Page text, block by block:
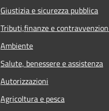
Giustizia e sicurezza pubblica
Tributi,finanze e
Ambiente
Salute, benessere e assistenza
Autorizzazioni
Agricoltura e pesca